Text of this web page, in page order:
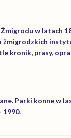
w latach
żmigrodzkich
kronik, prasy,
Parki konne w
1990.